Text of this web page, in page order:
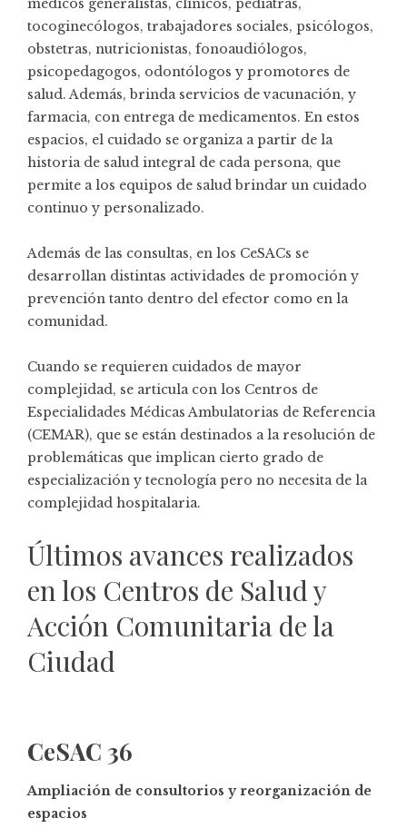
médicos generalistas, clínicos, pediatras,
tocoginecólogos, trabajadores sociales, psicólogos,
obstetras, nutricionistas, fonoaudiólogos,
psicopedagogos, odontólogos y promotores de
salud. Además, brinda servicios de vacunación, y
farmacia, con entrega de medicamentos. En estos
espacios, el cuidado se organiza a partir de la
historia de salud integral de cada persona, que
permite a los equipos de salud brindar un cuidado
continuo y personalizado.
Además de las consultas, en los CeSACs se
desarrollan distintas actividades de promoción y
prevención tanto dentro del efector como en la
comunidad.
Cuando se requieren cuidados de mayor
complejidad, se articula con los Centros de
Especialidades Médicas Ambulatorias de Referencia
(CEMAR), que se están destinados a la resolución de
problemáticas que implican cierto grado de
especialización y tecnología pero no necesita de la
complejidad hospitalaria.
Últimos avances realizados
en los Centros de Salud y
Acción Comunitaria de la
Ciudad
CeSAC 36
Ampliación de consultorios y reorganización de
espacios